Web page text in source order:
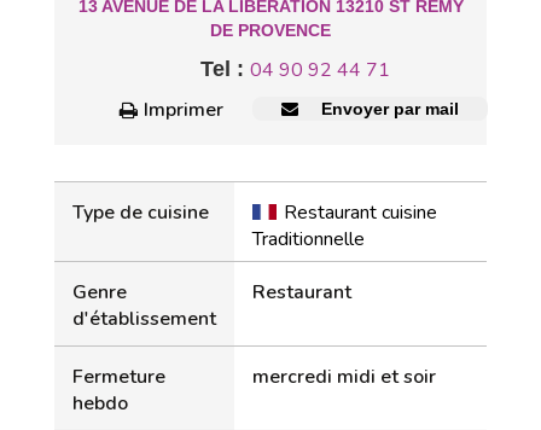
13 AVENUE DE LA LIBERATION 13210 ST REMY
DE PROVENCE
Tel : 04 90 92 44 71
Imprimer
Envoyer par mail
Type de cuisine
Restaurant cuisine
Traditionnelle
Genre
d'établissement
Restaurant
Fermeture
hebdo
mercredi midi et soir